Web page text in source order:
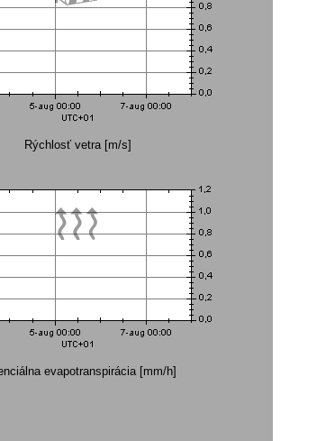
Rýchlosť vetra [m/s]
evapotranspirácia [mm/h]